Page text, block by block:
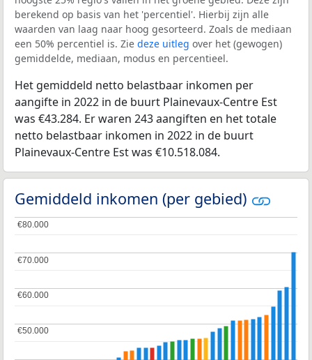
berekend op basis van het 'percentiel'. Hierbij zijn alle
waarden van laag naar hoog gesorteerd. Zoals de mediaan
een 50% percentiel is. Zie deze uitleg over het (gewogen)
gemiddelde, mediaan, modus en percentieel.
Het gemiddeld netto belastbaar inkomen per
aangifte in 2022 in de buurt Plainevaux-Centre Est
was €43.284. Er waren 243 aangiften en het totale
netto belastbaar inkomen in 2022 in de buurt
Plainevaux-Centre Est was €10.518.084.
Gemiddeld inkomen (per gebied)
€50.000
€50.000
€60.000
€60.000
€70.000
€70.000
€80.000
€80.000